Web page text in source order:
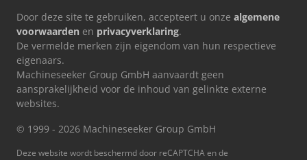
Door deze site te gebruiken, accepteert u onze algemene
voorwaarden en privacyverklaring.
De vermelde merken zijn eigendom van hun respectieve
eigenaars.
Machineseeker Group GmbH aanvaardt geen
aansprakelijkheid voor de inhoud van gelinkte externe
websites.
© 1999 - 2026 Machineseeker Group GmbH
Deze website wordt beschermd door reCAPTCHA en de